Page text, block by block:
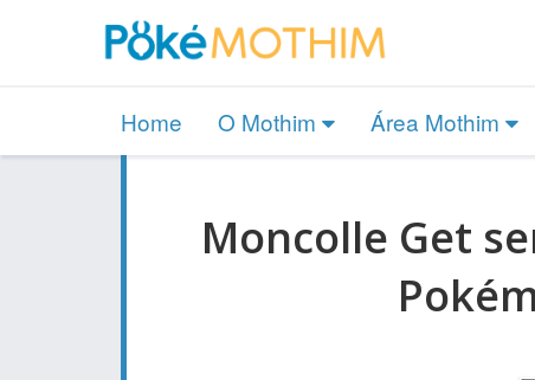
Home O Mothim Área Mothim
Moncolle Get